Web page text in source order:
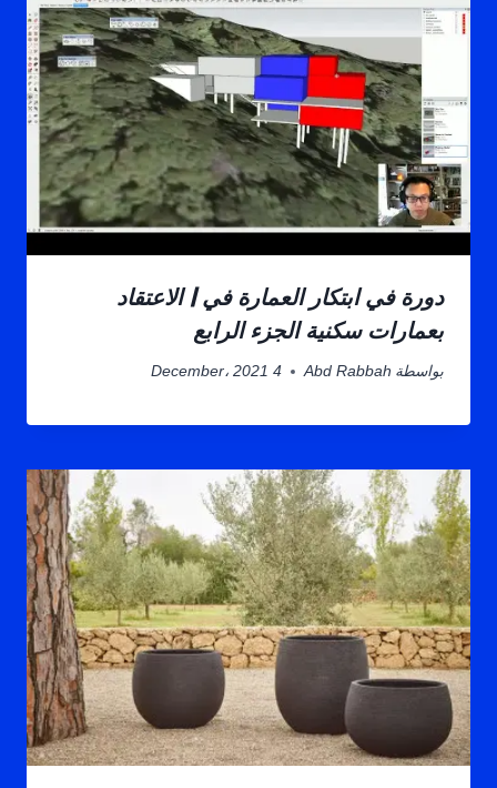
دورة في ابتكار العمارة في | الاعتقاد
بعمارات سكنية الجزء الرابع
بواسطة Abd Rabbah 4 December، 2021